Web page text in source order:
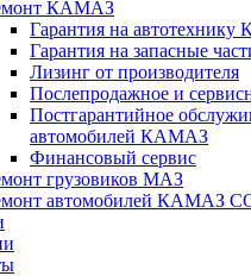
КАМАЗ
Гарантия на
Гарантия на запасные
Лизинг от производителя
Послепродажное и
Постгарантийное
автомобилей КАМАЗ
Финансовый сервис
грузовиков МАЗ
автомобилей КАМАЗ